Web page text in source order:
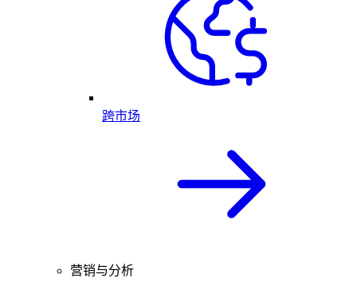
跨市场
营销与分析